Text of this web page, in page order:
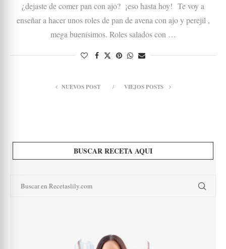
¿dejaste de comer pan con ajo? ¡eso hasta hoy! Te voy a
enseñar a hacer unos roles de pan de avena con ajo y perejil ,
mega buenísimos. Roles salados con …
NUEVOS POST VIEJOS POSTS
BUSCAR RECETA AQUI